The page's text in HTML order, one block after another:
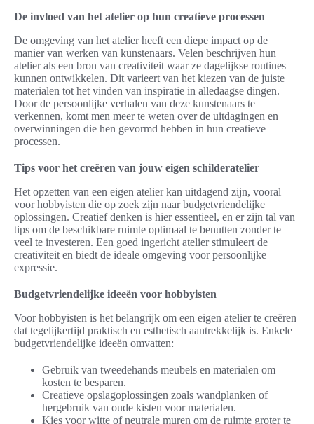
De invloed van het atelier op hun creatieve processen
De omgeving van het atelier heeft een diepe impact op de
manier van werken van kunstenaars. Velen beschrijven hun
atelier als een bron van creativiteit waar ze dagelijkse routines
kunnen ontwikkelen. Dit varieert van het kiezen van de juiste
materialen tot het vinden van inspiratie in alledaagse dingen.
Door de persoonlijke verhalen van deze kunstenaars te
verkennen, komt men meer te weten over de uitdagingen en
overwinningen die hen gevormd hebben in hun creatieve
processen.
Tips voor het creëren van jouw eigen schilderatelier
Het opzetten van een eigen atelier kan uitdagend zijn, vooral
voor hobbyisten die op zoek zijn naar budgetvriendelijke
oplossingen. Creatief denken is hier essentieel, en er zijn tal van
tips om de beschikbare ruimte optimaal te benutten zonder te
veel te investeren. Een goed ingericht atelier stimuleert de
creativiteit en biedt de ideale omgeving voor persoonlijke
expressie.
Budgetvriendelijke ideeën voor hobbyisten
Voor hobbyisten is het belangrijk om een eigen atelier te creëren
dat tegelijkertijd praktisch en esthetisch aantrekkelijk is. Enkele
budgetvriendelijke ideeën omvatten:
Gebruik van tweedehands meubels en materialen om
kosten te besparen.
Creatieve opslagoplossingen zoals wandplanken of
hergebruik van oude kisten voor materialen.
Kies voor witte of neutrale muren om de ruimte groter te